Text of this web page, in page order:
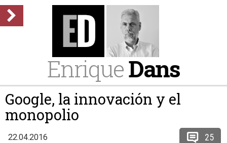
EnriqueDans
Google, la innovación y el
monopolio
22.04.2016 25